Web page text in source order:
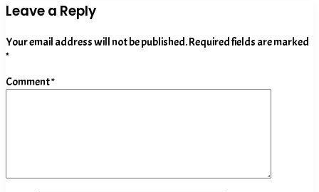
Leave a Reply
Your email address will not be published.Required fields are marked
*
Comment*